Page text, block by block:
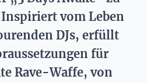
vom Leben
DJs, erfüllt
für
Rave-Waffe, von